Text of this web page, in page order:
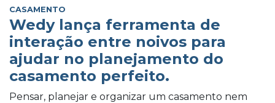
CASAMENTO
Wedy lança ferramenta de
interação entre noivos para
ajudar no planejamento do
casamento perfeito.
Pensar, planejar e organizar um casamento nem